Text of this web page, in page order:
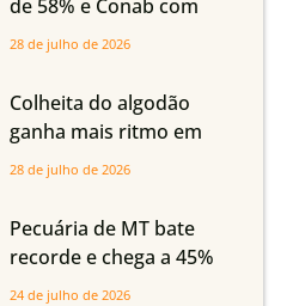
de 58% e Conab com
boas produtividades em
quedas em Tocantins,
Maranhão e Piauí
28 de julho de 2026
Colheita do algodão
ganha mais ritmo em
Mato Grosso, Mato
Maranhão
28 de julho de 2026
Pecuária de MT bate
recorde e chega a 45%
dos bovinos abatidos
24 de julho de 2026